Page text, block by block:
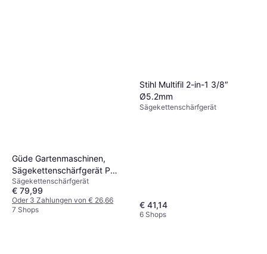
Güde Gartenmaschinen,
Sägekettenschärfgerät P
2300 A Messer, Kettensäge
Sägekettenschärfgerät
€ 79,99
Oder 3 Zahlungen von € 26,66
7 Shops
Stihl Multifil 2-in-1 3/8″
Ø5.2mm
Sägekettenschärfgerät
€ 41,14
6 Shops